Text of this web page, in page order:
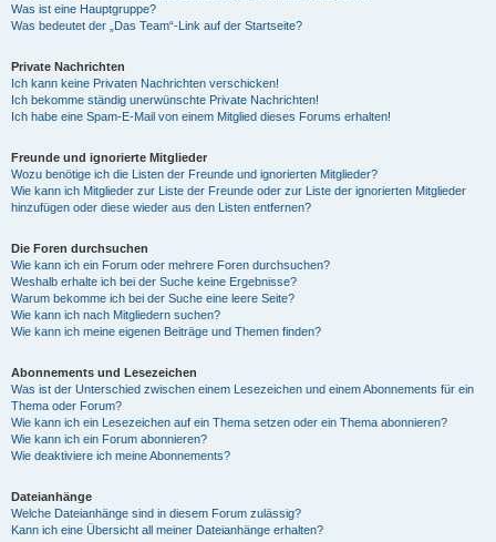
Was ist eine Hauptgruppe?
Was bedeutet der „Das Team“-Link auf der Startseite?
Private Nachrichten
Ich kann keine Privaten Nachrichten verschicken!
Ich bekomme ständig unerwünschte Private Nachrichten!
Ich habe eine Spam-E-Mail von einem Mitglied dieses Forums erhalten!
Freunde und ignorierte Mitglieder
Wozu benötige ich die Listen der Freunde und ignorierten Mitglieder?
Wie kann ich Mitglieder zur Liste der Freunde oder zur Liste der ignorierten Mitglieder
hinzufügen oder diese wieder aus den Listen entfernen?
Die Foren durchsuchen
Wie kann ich ein Forum oder mehrere Foren durchsuchen?
Weshalb erhalte ich bei der Suche keine Ergebnisse?
Warum bekomme ich bei der Suche eine leere Seite?
Wie kann ich nach Mitgliedern suchen?
Wie kann ich meine eigenen Beiträge und Themen finden?
Abonnements und Lesezeichen
Was ist der Unterschied zwischen einem Lesezeichen und einem Abonnements für ein
Thema oder Forum?
Wie kann ich ein Lesezeichen auf ein Thema setzen oder ein Thema abonnieren?
Wie kann ich ein Forum abonnieren?
Wie deaktiviere ich meine Abonnements?
Dateianhänge
Welche Dateianhänge sind in diesem Forum zulässig?
Kann ich eine Übersicht all meiner Dateianhänge erhalten?